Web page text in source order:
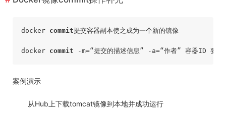
docker commit提交容器副本使之成为一个新的镜像
docker commit
案例演示
从Hub上下载tomcat镜像到本地并成功运行